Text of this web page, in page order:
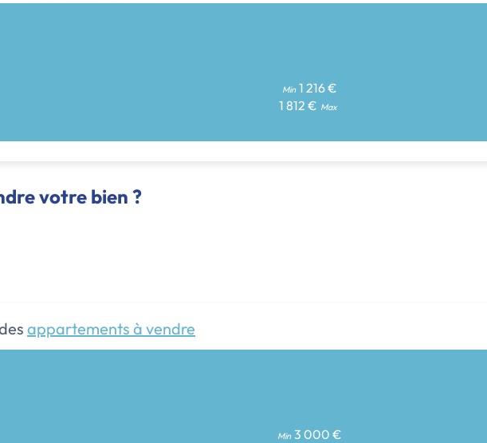
Min 1 216 €
1 812 € Max
votre bien ?
appartements à vendre
Min 3 000 €